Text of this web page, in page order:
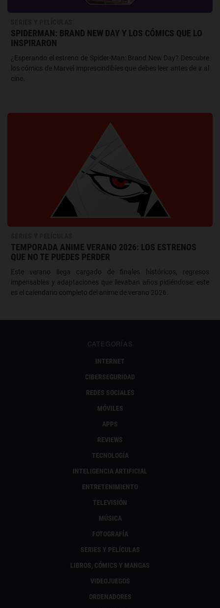
SPIDERMAN: BRAND NEW DAY Y LOS CÓMICS QUE LO
INSPIRARON
¿Esperando el estreno de Spider-Man: Brand New Day? Descubre
los cómics de Marvel imprescindibles que debes leer antes de ir al
cine.
TEMPORADA ANIME VERANO 2026: LOS ESTRENOS
QUE NO TE PUEDES PERDER
Este verano llega cargado de finales históricos, regresos
impensables y adaptaciones que llevaban años pidiéndose: este
es el calendario completo del anime de verano 2026.
CATEGORÍAS
INTERNET
CIBERSEGURIDAD
REDES SOCIALES
MÓVILES
APPS
REVIEWS
TECNOLOGÍA
INTELIGENCIA ARTIFICIAL
ENTRETENIMIENTO
TELEVISIÓN
MÚSICA
FOTOGRAFÍA
SERIES Y PELÍCULAS
LIBROS, CÓMICS Y MANGAS
VIDEOJUEGOS
ORDENADORES